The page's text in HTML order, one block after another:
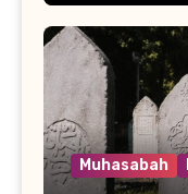
Muhasabah